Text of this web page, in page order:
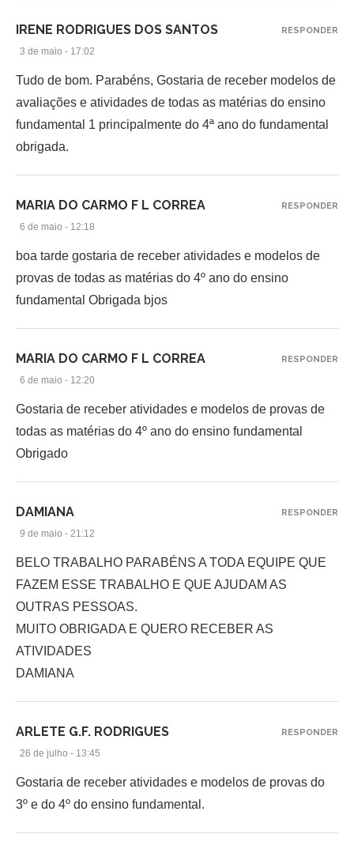
IRENE RODRIGUES DOS SANTOS
3 de maio - 17:02
Tudo de bom. Parabéns, Gostaria de receber modelos de
avaliações e atividades de todas as matérias do ensino
fundamental 1 principalmente do 4ª ano do fundamental
obrigada.
RESPONDER
MARIA DO CARMO F L CORREA
6 de maio - 12:18
boa tarde gostaria de receber atividades e modelos de
provas de todas as matérias do 4º ano do ensino
fundamental Obrigada bjos
RESPONDER
MARIA DO CARMO F L CORREA
6 de maio - 12:20
Gostaria de receber atividades e modelos de provas de
todas as matérias do 4º ano do ensino fundamental
Obrigado
RESPONDER
DAMIANA
9 de maio - 21:12
BELO TRABALHO PARABÉNS A TODA EQUIPE QUE
FAZEM ESSE TRABALHO E QUE AJUDAM AS
OUTRAS PESSOAS.
MUITO OBRIGADA E QUERO RECEBER AS
ATIVIDADES
DAMIANA
RESPONDER
ARLETE G.F. RODRIGUES
26 de julho - 13:45
Gostaria de receber atividades e modelos de provas do
3º e do 4º do ensino fundamental.
RESPONDER